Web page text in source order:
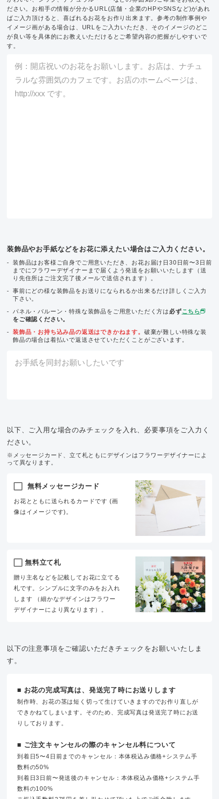
ださい。お相手の情報が分かるURL(店舗・企業のHPやSNSなど)があれ
ばご入力頂けると、喜ばれるお花をお作り出来ます。参考の制作事例や
イメージ画がある場合は、URLをご入力いただき、そのイメージのどこ
が良い等を具体的にお教えいただけるとご希望内容の把握がしやすいで
す。
装飾品やお手紙などをお花に添えたい場合はご入力ください。
装飾品はお客様ご自身でご用意いただき、お花お届け日30日前〜3日前
までにフラワーデザイナーまで届くよう発送をお願いいたします（送
り先住所はご注文完了後メールで送信されます）。
事前にどの様な装飾品をお送りになられるか出来るだけ詳しくご入力
下さい。
パネル・バルーン・特殊な装飾品をご用意いただく方は 必ずこちら
をご確認ください。
装飾品・お持ち込み品の返送はできかねます。 破棄が難しい特殊な装
飾品の場合は着払いで返送させていただくことがございます。
以下、ご入用な場合のみチェックを入れ、必要事項をご入力く
ださい。
※メッセージカード、立て札ともにデザインはフラワーデザイナーによ
って異なります。
無料メッセージカード
お花とともに送られるカードです (画
像はイメージです)。
無料立て札
贈り主名などを記載してお花に立てる
札です。シンプルに文字のみをお入れ
します （細かなデザインはフラワー
デザイナーにより異なります）。
以下の注意事項をご確認いただきチェックをお願いいたしま
す。
■ お花の完成写真は、発送完了時にお送りします
制作時、お花の茎は短く切って生けていきますのでお作り直しが
できかねてしまいます。そのため、完成写真は発送完了時にお送
りしております。
■ ご注文キャンセルの際のキャンセル料について
到着日5〜4日前までのキャンセル：本体税込み価格+システム手
数料の50%
到着日3日前〜発送後のキャンセル：本体税込み価格+システム手
数料の100%